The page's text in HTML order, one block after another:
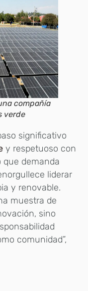
compañía
verde
significativo
y respetuoso con
demanda
liderar
y renovable.
muestra de
sino
comunidad”,